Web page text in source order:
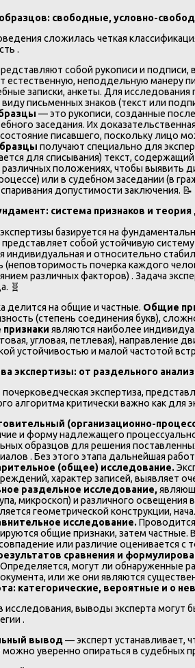
свободные, условно-
сложилась четкая
.
собой рукописи и
естественную, неподдельную манеру
записки, анкеты. Для
письменных знаков (текст или
— это рукописи, созданные
заседания. Их
писавшего, поскольку лицо
получают специально для
для списывания) текст,
положениях, чтобы выявить
или в судебном заседании (в
допустимости заключения. 📝
система признаков и теория
базируется на
собой устойчивую
индивидуальная и относительно
почерка каждого
различных факторов) . Задача
🧬
делится на общие и частные. Общие
(степень соединения букв),
являются наиболее
угловая, петлевая), направление
устойчивостью и малой частотой
экспертизы: от раздельного
экспертиза,
алгоритма критически важно как для
(организационно-
и форму надлежащего
образцов для решения
. Без этого этапа дальнейшая
(общее) исследование.
характер записей, выявляет
раздельное исследование,
микроскоп) и различного
геометрической конструкции,
исследование.
общие признаки, затем
или различие оценивается с
сравнения и
могут ли обнаруженные
или же они являются
категорические, вероятные и о
исследования, выводы эксперта
.
вывод— эксперт устанавливает,
уверенно опираться в судебных